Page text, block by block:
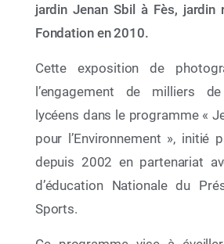
AYCH Demo Day 2026 : la
la voie de 2030
jardin Jenan Sbil à Fès, jardin
Fondation en 2010.
Cette exposition de
l’engagement de milliers
lycéens dans le programme «
pour l’Environnement », initié
depuis 2002 en partenariat
d’éducation Nationale du
Sports.